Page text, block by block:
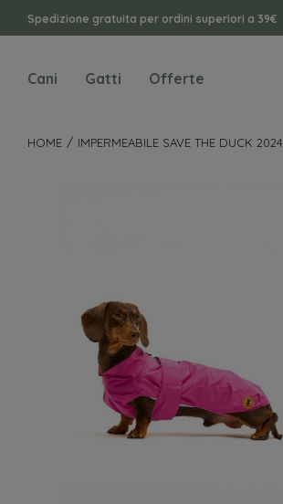
Spedizione gratuita per ordini superiori a 39€
Cani Gatti Offerte
HOME IMPERMEABILE SAVE THE DUCK 2024